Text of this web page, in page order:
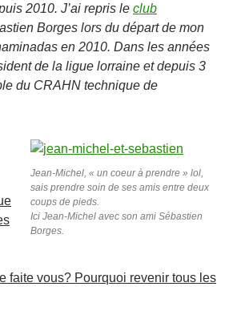
2010. J’ai repris le club
Borges lors du départ de mon
en 2010. Dans les années
de la ligue lorraine et depuis 3
du CRAHN technique de
Jean-Michel, « un coeur à prendre » lol,
sais prendre soin de ses amis entre deux
coups de pieds.
Ici Jean-Michel avec son ami Sébastien
Borges.
faite vous? Pourquoi revenir tous les